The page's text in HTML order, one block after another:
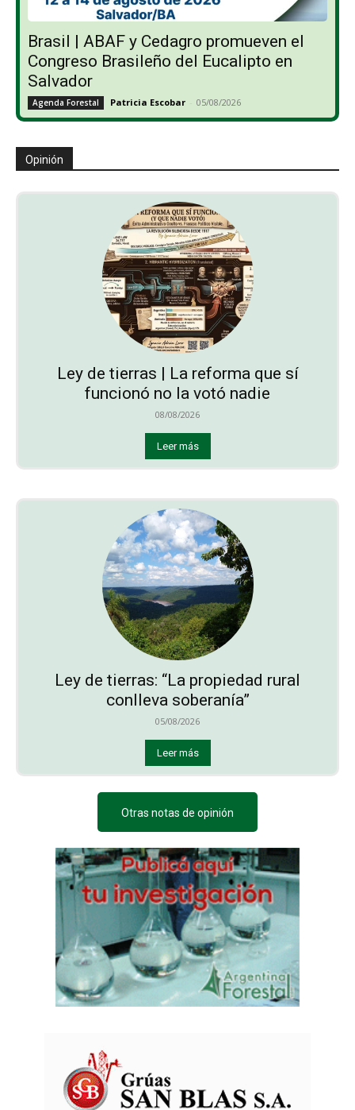
Brasil | ABAF y Cedagro promueven el
Congreso Brasileño del Eucalipto en
Salvador
Agenda Forestal Patricia Escobar - 05/08/2026
Opinión
Ley de tierras | La reforma que sí
funcionó no la votó nadie
08/08/2026
Leer más
Ley de tierras: “La propiedad rural
conlleva soberanía”
05/08/2026
Leer más
Otras notas de opinión